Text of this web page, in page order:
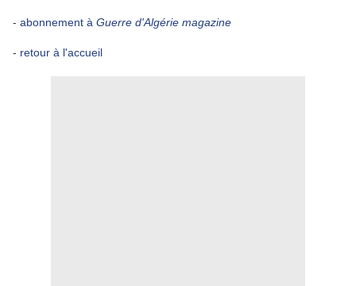
- abonnement à Guerre d'Algérie magazine
- retour à l'accueil